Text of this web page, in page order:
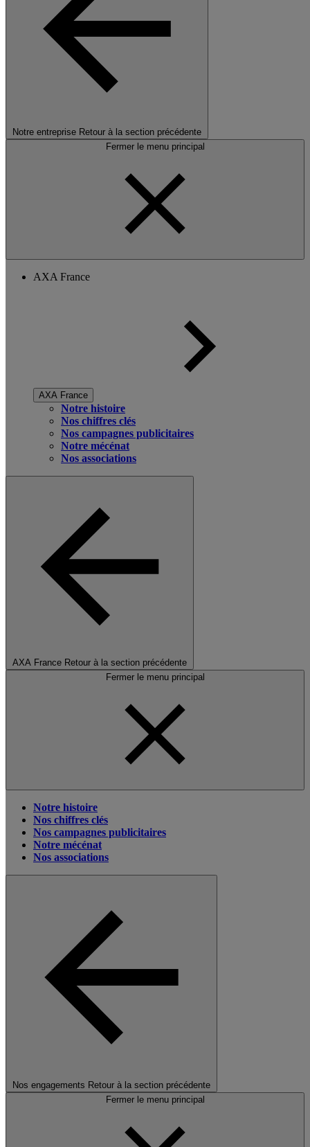
Notre entreprise Retour à la section précédente
Fermer le menu principal
AXA France
AXA France
Notre histoire
Nos chiffres clés
Nos campagnes publicitaires
Notre mécénat
Nos associations
AXA France Retour à la section précédente
Fermer le menu principal
Notre histoire
Nos chiffres clés
Nos campagnes publicitaires
Notre mécénat
Nos associations
Nos engagements Retour à la section précédente
Fermer le menu principal